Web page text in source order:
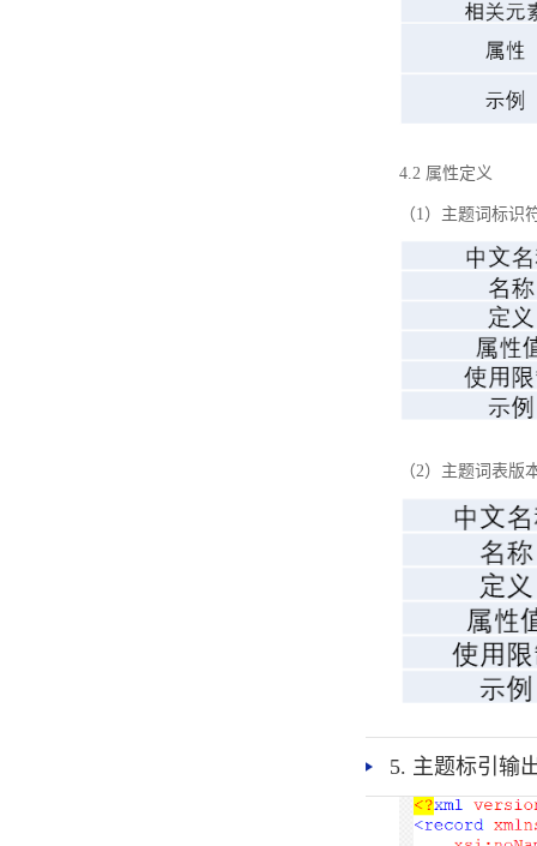
4.2 属性定义
（1）主题词标识
（2）主题词表版
5. 主题标引输